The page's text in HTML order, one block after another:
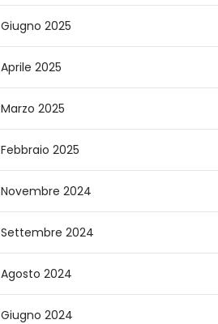
Giugno 2025
Aprile 2025
Marzo 2025
Febbraio 2025
Novembre 2024
Settembre 2024
Agosto 2024
Giugno 2024